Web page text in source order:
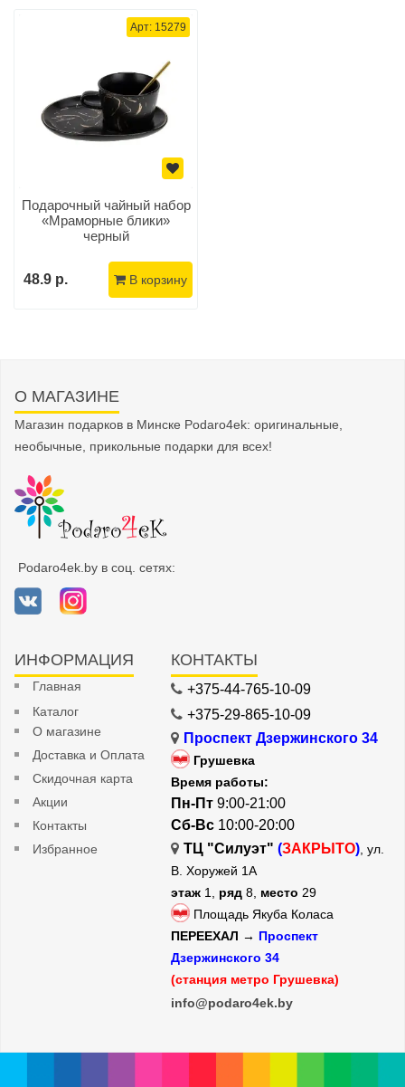
Арт: 15279
Подарочный чайный набор
«Мраморные блики»
черный
48.9 р. В корзину
О МАГАЗИНЕ
Магазин подарков в Минске Podaro4ek: оригинальные,
необычные, прикольные подарки для всех!
Podaro4ek.by в соц. сетях:
ИНФОРМАЦИЯ
Главная
Каталог
О магазине
Доставка и Оплата
Скидочная карта
Акции
Контакты
Избранное
КОНТАКТЫ
+375-44-765-10-09
+375-29-865-10-09
Проспект Дзержинского 34
Грушевка
Время работы:
Пн-Пт 9:00-21:00
Сб-Вс 10:00-20:00
ТЦ "Силуэт" (ЗАКРЫТО), ул.
В. Хоружей 1А
этаж 1, ряд 8, место 29
Площадь Якуба Коласа
ПЕРЕЕХАЛ → Проспект
Дзержинского 34
(станция метро Грушевка)
info@podaro4ek.by